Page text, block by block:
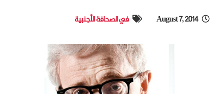
August 7, 2014 في الصحافة الأجنبية